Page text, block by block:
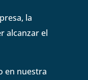
la
alcanzar el
en nuestra